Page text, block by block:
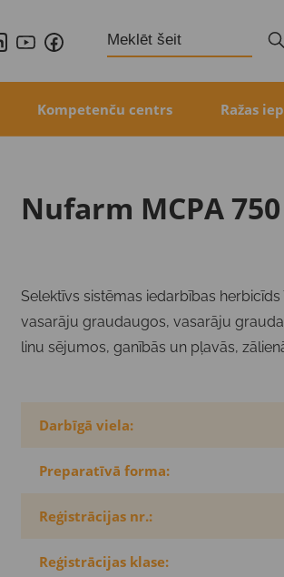
Search
for:
Kompetenču centrs Ražas
Nufarm MCPA 750
Selektīvs sistēmas iedarbības
vasarāju graudaugos, vasarāju
linu sējumos, ganībās un pļavās,
Darbīgā viela:
Preparatīvā forma:
Reģistrācijas nr.:
Reģistrācijas klase: